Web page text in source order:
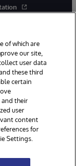
Alle Rechte
zum Datenschutz
of which are
our site,
user data
these third
certain
and their
user
content
for
Settings.